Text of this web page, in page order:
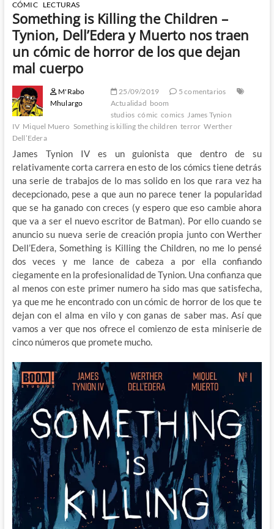
CÓMIC LECTURAS
Something is Killing the Children –
Tynion, Dell’Edera y Muerto nos traen
un cómic de horror de los que dejan
mal cuerpo
M'Rabo
Mhulargo
25/09/2019
5 comentarios
Actualidad boom
studios cómic comics James Tynion
IV Miquel Muero Something is killing the children terror Werther
Dell’Edera
James Tynion IV es un guionista que dentro de su
relativamente corta carrera en esto de los cómics tiene detrás
una serie de trabajos de lo mas solido en los que rara vez ha
decepcionado, pese a que aun no parece tener la popularidad
que se ha ganado con creces (y espero que eso cambie ahora
que va a ser el nuevo escritor de Batman). Por ello cuando se
anuncio su nueva serie de creación propia junto con Werther
Dell’Edera, Something is Killing the Children, no me lo pensé
dos veces y me lance de cabeza a por ella confiando
ciegamente en la profesionalidad de Tynion. Una confianza que
al menos con este primer numero ha sido mas que satisfecha,
ya que me he encontrado con un cómic de horror de los que te
dejan con el alma en vilo y con ganas de saber mas. Así que
vamos a ver que nos ofrece el comienzo de esta miniserie de
cinco números que promete mucho.